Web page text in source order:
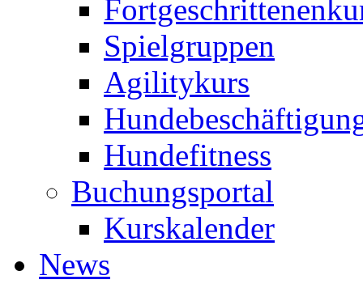
Spielgruppen
Agilitykurs
Hundefitness
Buchungsportal
Kurskalender
News